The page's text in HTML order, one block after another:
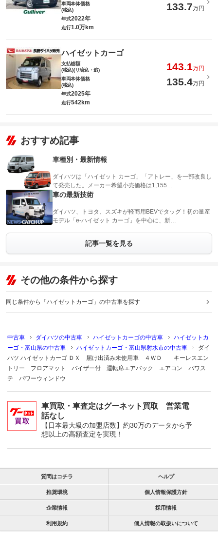
車両本体価格
(税込)
133.7万円
年式2022年
走行1.0万km
ハイゼットカーゴ
支払総額
(税込)(リ済込・追)
143.1万円
車両本体価格
(税込)
135.4万円
年式2025年
走行542km
おすすめ記事
車種別・最新情報
ダイハツは「ハイゼット カーゴ」「アトレー」を一部改良し
て発売した。メーカー希望小売価格は1,155…
車の最新技術
ダイハツ、トヨタ、スズキが軽商用BEVでタッグ！初の量産
モデル「e-ハイゼット カーゴ」を中心に、新…
記事一覧を見る
その他の条件から探す
同じ条件から「ハイゼットカーゴ」の中古車を探す
中古車 ダイハツの中古車 ハイゼットカーゴの中古車
ハイゼットカ
ーゴ・富山県の中古車
ハイゼットカーゴ・富山県射水市の中古車
ダイ
ハツ ハイゼットカーゴ ＤＸ 届け出済み未使用車 ４ＷＤ キーレスエン
トリー フロアマット バイザー付 運転席エアバック エアコン パワス
テ パワーウィンドウ
車買取・車査定はグーネット買取 営業電
話なし
【日本最大級の加盟店数】約30万のデータから予
想以上の高額査定を実現！
質問はコチラ ヘルプ
推奨環境 個人情報保護方針
企業情報 採用情報
利用規約 個人情報の取扱いについて